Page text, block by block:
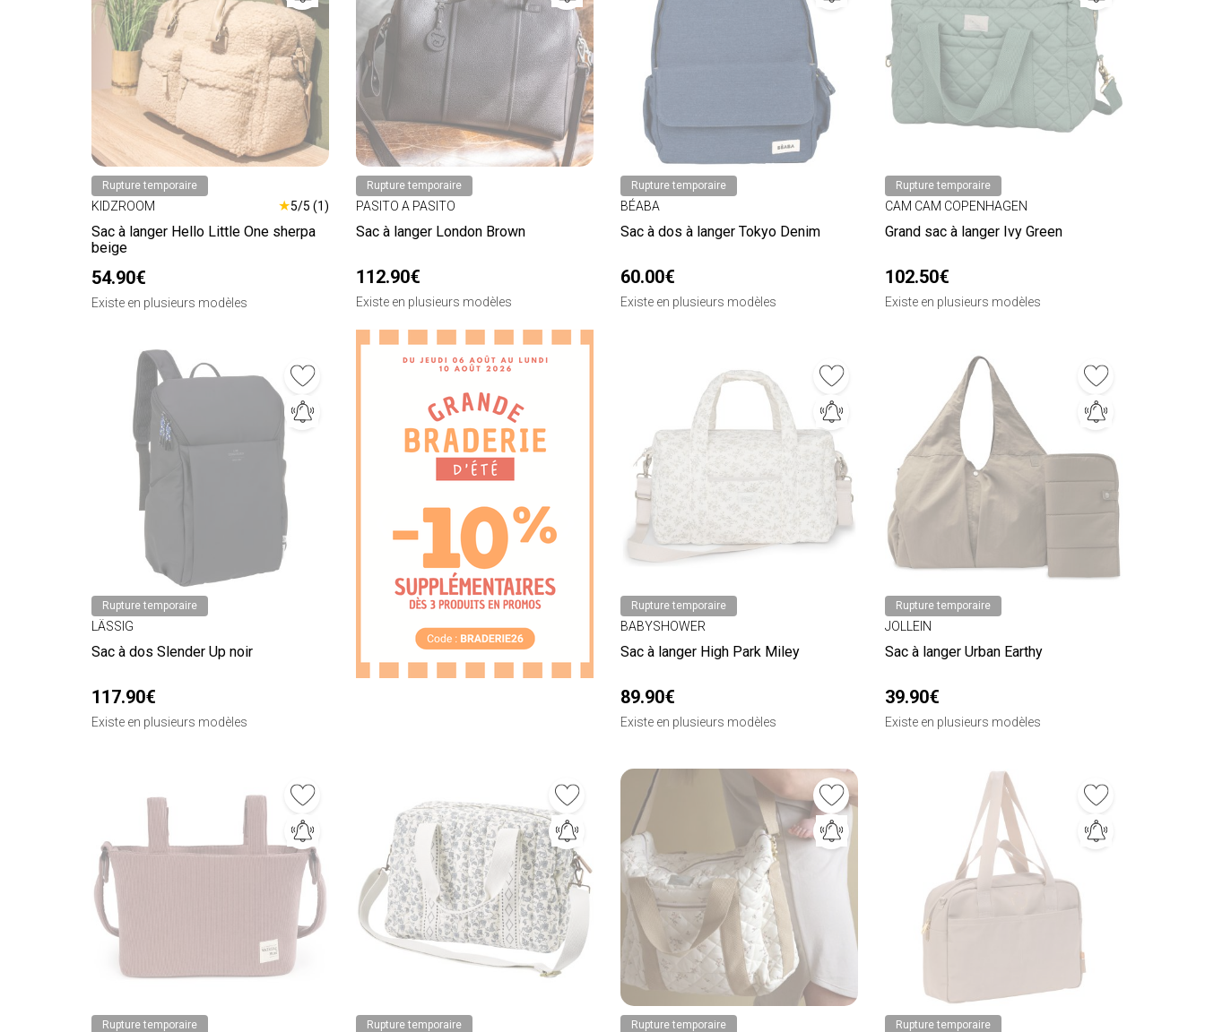
Rupture temporaire
KIDZROOM ★5/5 (1)
Sac à langer Hello Little One sherpa
beige
54.90€
Existe en plusieurs modèles
Rupture temporaire
PASITO A PASITO
Sac à langer London Brown
112.90€
Existe en plusieurs modèles
Rupture temporaire
BÉABA
Sac à dos à langer Tokyo Denim
60.00€
Existe en plusieurs modèles
Rupture temporaire
CAM CAM COPENHAGEN
Grand sac à langer Ivy Green
102.50€
Existe en plusieurs modèles
Rupture temporaire
LÄSSIG
Sac à dos Slender Up noir
117.90€
Existe en plusieurs modèles
Rupture temporaire
BABYSHOWER
Sac à langer High Park Miley
89.90€
Existe en plusieurs modèles
Rupture temporaire
JOLLEIN
Sac à langer Urban Earthy
39.90€
Existe en plusieurs modèles
Rupture temporaire Rupture temporaire Rupture temporaire Rupture temporaire